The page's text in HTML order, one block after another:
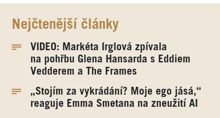
Nejčtenější články
VIDEO: Markéta Irglová zpívala
na pohřbu Glena Hansarda s Eddiem
Vedderem a The Frames
„Stojím za vykrádání? Moje ego jásá,“
reaguje Emma Smetana na zneužití AI